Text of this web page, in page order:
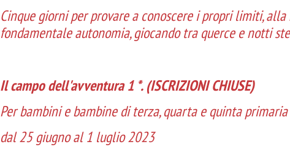
Cinque giorni per provare a conoscere i propri limiti,
fondamentale autonomia, giocando tra querce e notti
Il campo dell'avventura 1 *. (ISCRIZIONI CHIUSE)
Per bambini e bambine di terza, quarta e quinta primaria
dal 25 giugno al 1 luglio 2023